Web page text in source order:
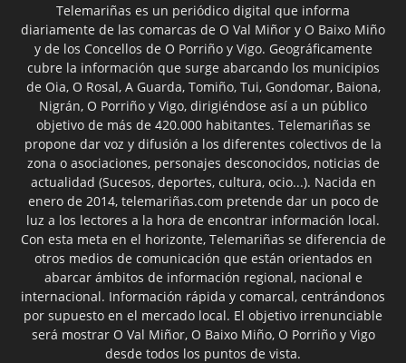
Telemariñas es un periódico digital que informa
diariamente de las comarcas de O Val Miñor y O Baixo Miño
y de los Concellos de O Porriño y Vigo. Geográficamente
cubre la información que surge abarcando los municipios
de Oia, O Rosal, A Guarda, Tomiño, Tui, Gondomar, Baiona,
Nigrán, O Porriño y Vigo, dirigiéndose así a un público
objetivo de más de 420.000 habitantes. Telemariñas se
propone dar voz y difusión a los diferentes colectivos de la
zona o asociaciones, personajes desconocidos, noticias de
actualidad (Sucesos, deportes, cultura, ocio...). Nacida en
enero de 2014, telemariñas.com pretende dar un poco de
luz a los lectores a la hora de encontrar información local.
Con esta meta en el horizonte, Telemariñas se diferencia de
otros medios de comunicación que están orientados en
abarcar ámbitos de información regional, nacional e
internacional. Información rápida y comarcal, centrándonos
por supuesto en el mercado local. El objetivo irrenunciable
será mostrar O Val Miñor, O Baixo Miño, O Porriño y Vigo
desde todos los puntos de vista.